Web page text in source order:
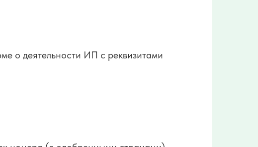
о деятельности ИП с реквизитами